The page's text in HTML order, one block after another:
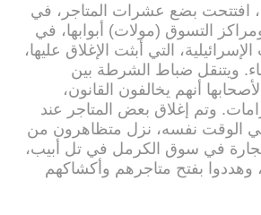
بضع عشرات المتاجر، في
التسوق (مولات) أبوابها، في
التي أبثت الإغلاق عليها،
ويتنقل ضباط الشرطة بين
أنهم يخالفون القانون،
وتم إغلاق بعض المتاجر عند
الوقت نفسه، نزل متظاهرون من
في سوق الكرمل في تل أبيب،
وهددوا بفتح متاجرهم وأكشاكهم